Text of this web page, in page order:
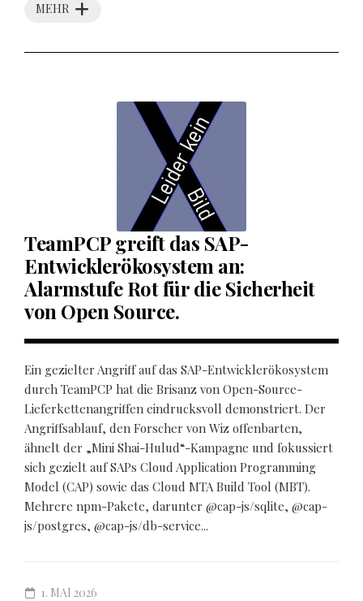
MEHR
TeamPCP greift das SAP-
Entwicklerökosystem an:
Alarmstufe Rot für die Sicherheit
von Open Source.
Ein gezielter Angriff auf das SAP-Entwicklerökosystem
durch TeamPCP hat die Brisanz von Open-Source-
Lieferkettenangriffen eindrucksvoll demonstriert. Der
Angriffsablauf, den Forscher von Wiz offenbarten,
ähnelt der „Mini Shai-Hulud“-Kampagne und fokussiert
sich gezielt auf SAPs Cloud Application Programming
Model (CAP) sowie das Cloud MTA Build Tool (MBT).
Mehrere npm-Pakete, darunter @cap-js/sqlite, @cap-
js/postgres, @cap-js/db-service...
1. MAI 2026